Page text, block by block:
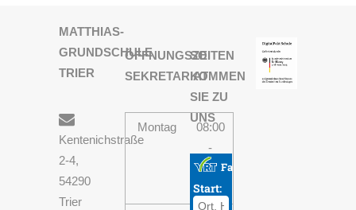
MATTHIAS-
GRUNDSCHULE
TRIER
Kentenichstraße
2-4,
54290
Trier
ÖFFNUNGSZEITEN
SEKRETARIAT
Montag
08:00
-
13:30
Uhr
SO
KOMMEN
SIE ZU
UNS